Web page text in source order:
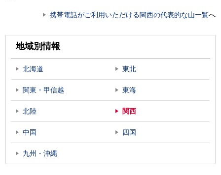
携帯電話がご利用いただける関西の代表的な山一覧へ
地域別情報
北海道 東北
関東・甲信越 東海
北陸 関西
中国 四国
九州・沖縄